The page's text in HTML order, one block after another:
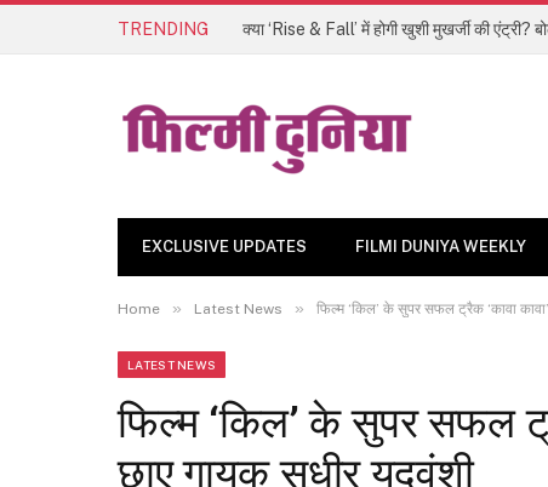
TRENDING क्या ‘Rise & Fall’ में होगी खुशी मुखर्जी की एंट्री?
EXCLUSIVE UPDATES FILMI DUNIYA WEEKLY
Home » Latest News » फिल्म ‘किल’ के सुपर सफल ट्रैक ‘कावा
LATEST NEWS
फिल्म ‘किल’ के सुपर सफल
छाए गायक सुधीर यदुवंशी